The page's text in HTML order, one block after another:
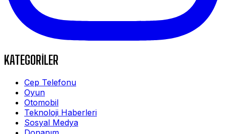
KATEGORİLER
Cep Telefonu
Oyun
Otomobil
Teknoloji Haberleri
Sosyal Medya